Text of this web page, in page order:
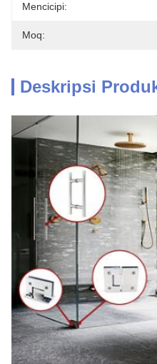
Mencicipi:
Moq:
Deskripsi